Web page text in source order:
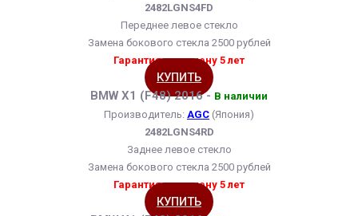
2482LGNS4FD
Переднее левое стекло
Замена бокового стекла 2500 рублей
Гарантия на замену 5 лет
КУПИТЬ
BMW X1 (F48) 2016 - В наличии
Производитель: AGC (Япония)
2482LGNS4RD
Заднее левое стекло
Замена бокового стекла 2500 рублей
Гарантия на замену 5 лет
КУПИТЬ